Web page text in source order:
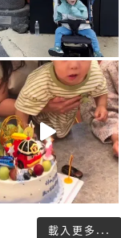
載入更多...